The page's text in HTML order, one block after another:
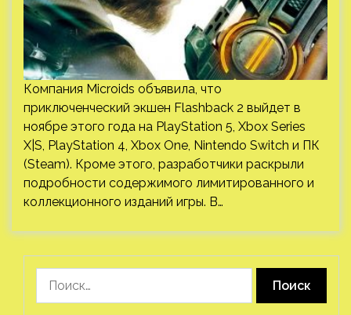
Компания Microids объявила, что
приключенческий экшен Flashback 2 выйдет в
ноябре этого года на PlayStation 5, Xbox Series
X|S, PlayStation 4, Xbox One, Nintendo Switch и ПК
(Steam). Кроме этого, разработчики раскрыли
подробности содержимого лимитированного и
коллекционного изданий игры. В…